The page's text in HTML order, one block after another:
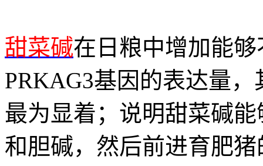
甜菜碱在日粮中增加能
PRKAG3基因的表达量
最为显着；说明甜菜碱
和胆碱，然后前进育肥